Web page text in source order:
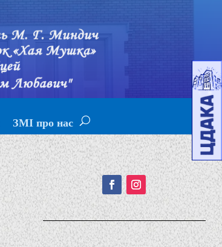
ЗМІ про нас
Подписывайтесь!